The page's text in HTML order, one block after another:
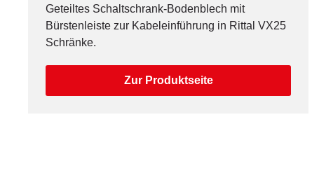
Geteiltes Schaltschrank-Bodenblech mit
Bürstenleiste zur Kabeleinführung in Rittal VX25
Schränke.
Zur Produktseite